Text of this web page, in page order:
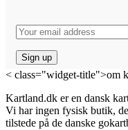
< class="widget-title">om
Kartland.dk er en dansk
Vi har ingen fysisk butik,
tilstede på de danske